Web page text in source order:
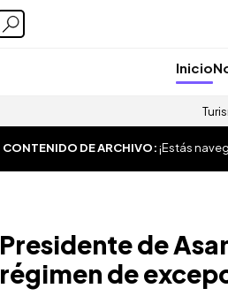
Inicio
CONTENIDO DE ARCHIVO:¡Estás
Presidente de
régimen de